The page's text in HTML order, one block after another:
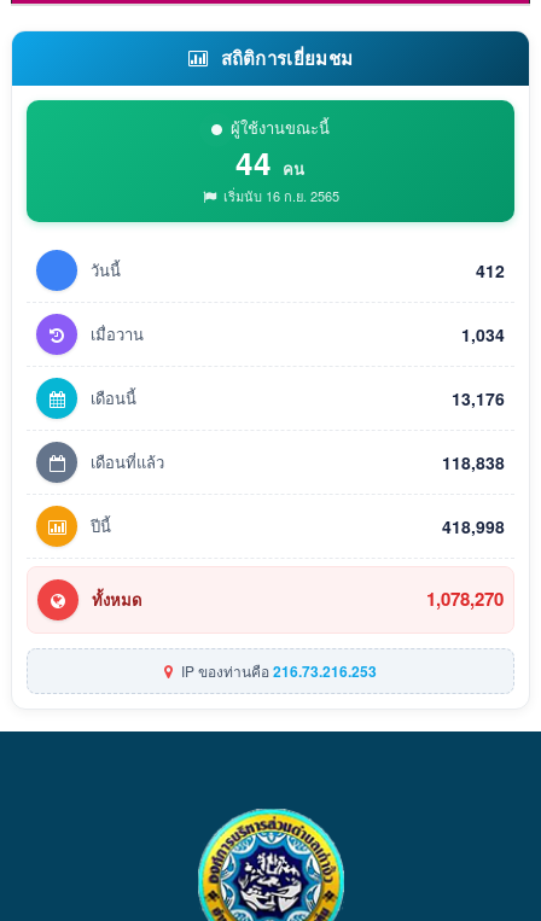
สถิติการเยี่ยมชม
ผู้ใช้งานขณะนี้
44 คน
เริ่มนับ 16 ก.ย. 2565
วันนี้ 412
เมื่อวาน 1,034
เดือนนี้ 13,176
เดือนที่แล้ว 118,838
ปีนี้ 418,998
ทั้งหมด 1,078,270
IP ของท่านคือ216.73.216.253